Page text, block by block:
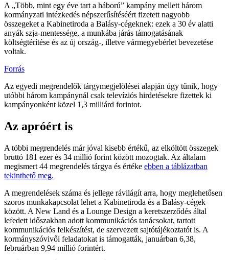
A „Több, mint egy éve tart a háború” kampány mellett három
kormányzati intézkedés népszerűsítéséért fizetett nagyobb
összegeket a Kabinetiroda a Balásy-cégeknek: ezek a 30 év alatti
anyák szja-mentessége, a munkába járás támogatásának
költségtérítése és az új ország-, illetve vármegyebérlet bevezetése
voltak.
Forrás
Az egyedi megrendelők tárgymegjelölései alapján úgy tűnik, hogy
utóbbi három kampánynál csak televíziós hirdetésekre fizettek ki
kampányonként közel 1,3 milliárd forintot.
Az apróért is
A többi megrendelés már jóval kisebb értékű, az elköltött összegek
bruttó 181 ezer és 34 millió forint között mozogtak. Az általam
megismert 44 megrendelés tárgya és értéke ebben a táblázatban
tekinthető meg.
A megrendelések száma és jellege rávilágít arra, hogy meglehetősen
szoros munkakapcsolat lehet a Kabinetiroda és a Balásy-cégek
között. A New Land és a Lounge Design a keretszerződés által
lefedett időszakban adott kommunikációs tanácsokat, tartott
kommunikációs felkészítést, de szervezett sajtótájékoztatót is. A
kormányszóvivői feladatokat is támogatták, januárban 6,38,
februárban 9,94 millió forintért.